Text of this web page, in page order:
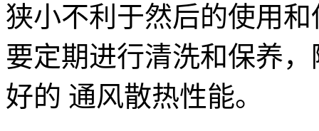
狭小不利于然后的使用
要定期进行清洗和保养
好的 通风散热性能。